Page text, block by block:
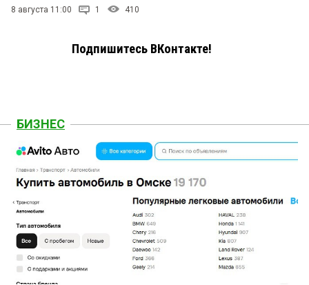
8 августа 11:00 1 410
Подпишитесь ВКонтакте!
БИЗНЕС